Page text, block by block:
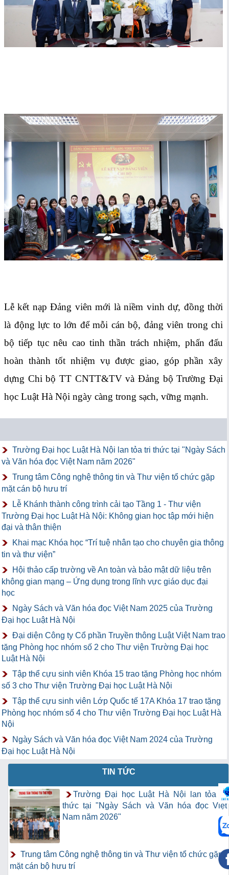
Lễ kết nạp Đảng viên mới là niềm vinh dự, đồng thời
là động lực to lớn để mỗi cán bộ, đảng viên trong chi
bộ tiếp tục nêu cao tinh thần trách nhiệm, phấn đấu
hoàn thành tốt nhiệm vụ được giao, góp phần xây
dựng Chi bộ TT CNTT&TV và Đảng bộ Trường Đại
học Luật Hà Nội ngày càng trong sạch, vững mạnh.
Trường Đại học Luật Hà Nội lan tỏa tri thức tại "Ngày Sách
và Văn hóa đọc Việt Nam năm 2026"
Trung tâm Công nghệ thông tin và Thư viện tổ chức gặp
mặt cán bộ hưu trí
Lễ Khánh thành công trình cải tạo Tầng 1 - Thư viện
Trường Đại học Luật Hà Nội: Không gian học tập mới hiện
đại và thân thiện
Khai mạc Khóa học “Trí tuệ nhân tạo cho chuyên gia thông
tin và thư viện”
Hội thảo cấp trường về An toàn và bảo mật dữ liệu trên
không gian mạng – Ứng dụng trong lĩnh vực giáo dục đại
học
Ngày Sách và Văn hóa đọc Việt Nam 2025 của Trường
Đại học Luật Hà Nội
Đại diện Công ty Cổ phần Truyền thông Luật Việt Nam trao
tặng Phòng học nhóm số 2 cho Thư viện Trường Đại học
Luật Hà Nội
Tập thể cựu sinh viên Khóa 15 trao tặng Phòng học nhóm
số 3 cho Thư viện Trường Đại học Luật Hà Nội
Tập thể cựu sinh viên Lớp Quốc tế 17A Khóa 17 trao tặng
Phòng học nhóm số 4 cho Thư viện Trường Đại học Luật Hà
Nội
Ngày Sách và Văn hóa đọc Việt Nam 2024 của Trường
Đại học Luật Hà Nội
TIN TỨC
Trường Đại học Luật Hà Nội lan tỏa tri
thức tại "Ngày Sách và Văn hóa đọc Việt
Nam năm 2026"
Trung tâm Công nghệ thông tin và Thư viện tổ chức gặp
mặt cán bộ hưu trí